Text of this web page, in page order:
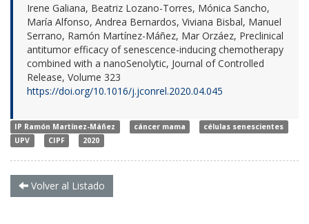
Irene Galiana, Beatriz Lozano-Torres, Mónica Sancho,
María Alfonso, Andrea Bernardos, Viviana Bisbal, Manuel
Serrano, Ramón Martínez-Máñez, Mar Orzáez, Preclinical
antitumor efficacy of senescence-inducing chemotherapy
combined with a nanoSenolytic, Journal of Controlled
Release, Volume 323
https://doi.org/10.1016/j.jconrel.2020.04.045
IP Ramón Martínez-Máñez cáncer mama
células senescientes
UPV
CIPF 2020
Volver al Listado